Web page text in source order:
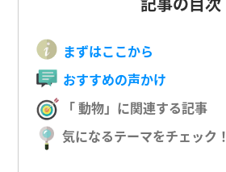
まずはここから
おすすめの声かけ
「 動物」に関連する記事
気になるテーマをチェック！